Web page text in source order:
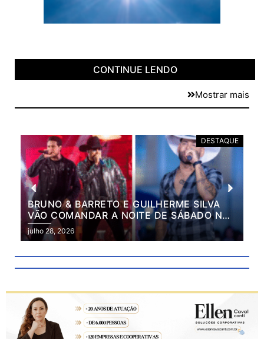
CONTINUE LENDO
Mostrar mais
DESTAQUE
BRUNO & BARRETO E GUILHERME SILVA
VÃO COMANDAR A NOITE DE SÁBADO NA
2ª EXPO MARILÂNDIA
julho 28, 2026